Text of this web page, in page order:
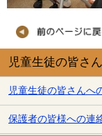
児童生徒の皆さ
児童生徒の皆さんへ
保護者の皆様への連